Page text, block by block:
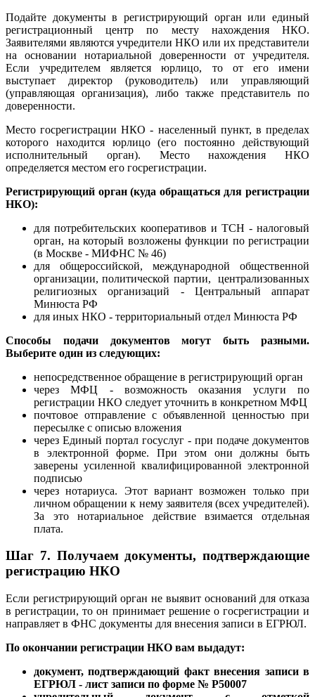
Подайте документы в регистрирующий орган или единый
регистрационный центр по месту нахождения НКО.
Заявителями являются учредители НКО или их представители
на основании нотариальной доверенности от учредителя.
Если учредителем является юрлицо, то от его имени
выступает директор (руководитель) или управляющий
(управляющая организация), либо также представитель по
доверенности.
Место госрегистрации НКО - населенный пункт, в пределах
которого находится юрлицо (его постоянно действующий
исполнительный орган). Место нахождения НКО
определяется местом его госрегистрации.
Регистрирующий орган (куда обращаться для регистрации
НКО):
для потребительских кооперативов и ТСН - налоговый
орган, на который возложены функции по регистрации
(в Москве - МИФНС № 46)
для общероссийской, международной общественной
организации, политической партии, централизованных
религиозных организаций - Центральный аппарат
Минюста РФ
для иных НКО - территориальный отдел Минюста РФ
Способы подачи документов могут быть разными.
Выберите один из следующих:
непосредственное обращение в регистрирующий орган
через МФЦ - возможность оказания услуги по
регистрации НКО следует уточнить в конкретном МФЦ
почтовое отправление с объявленной ценностью при
пересылке с описью вложения
через Единый портал госуслуг - при подаче документов
в электронной форме. При этом они должны быть
заверены усиленной квалифицированной электронной
подписью
через нотариуса. Этот вариант возможен только при
личном обращении к нему заявителя (всех учредителей).
За это нотариальное действие взимается отдельная
плата.
Шаг 7. Получаем документы, подтверждающие
регистрацию НКО
Если регистрирующий орган не выявит оснований для отказа
в регистрации, то он принимает решение о госрегистрации и
направляет в ФНС документы для внесения записи в ЕГРЮЛ.
По окончании регистрации НКО вам выдадут:
документ, подтверждающий факт внесения записи в
ЕГРЮЛ - лист записи по форме № Р50007